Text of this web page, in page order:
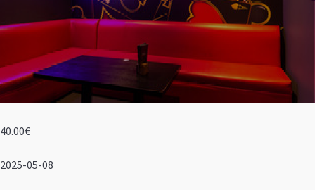
40.00€
2025-05-08